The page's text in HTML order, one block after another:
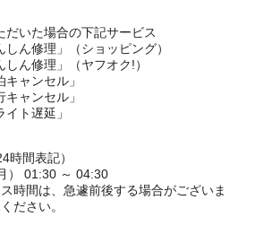
だいた場合の下記サービス
しん修理」（ショッピング）
しん修理」（ヤフオク!）
キャンセル」
キャンセル」
イト遅延」
時間表記）
） 01:30 ～ 04:30
時間は、急遽前後する場合がございま
ださい。